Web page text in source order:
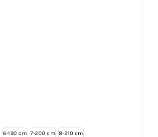
6-190 cm 7-200 cm 8-210 cm